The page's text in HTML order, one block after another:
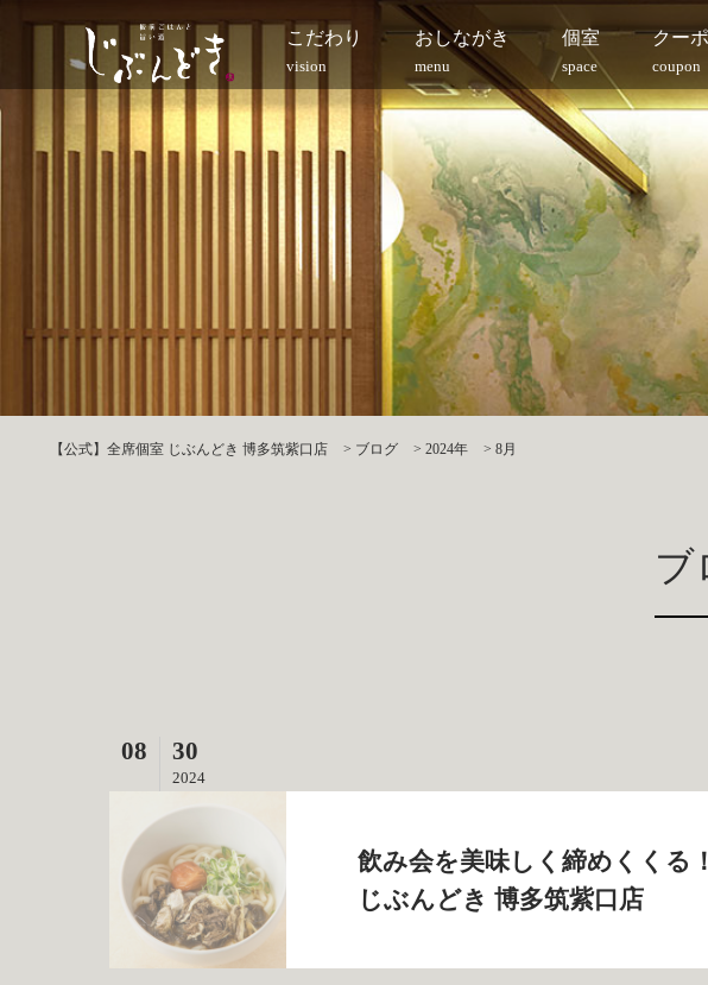
こだわり
vision
おしながき
menu
個室
space
クー
coupon
【公式】全席個室 じぶんどき 博多筑紫口店 > ブログ > 2024年 > 8月
ブ
08 30
2024
飲み会を美味しく締めくくる
じぶんどき 博多筑紫口店